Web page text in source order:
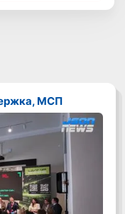
МСП